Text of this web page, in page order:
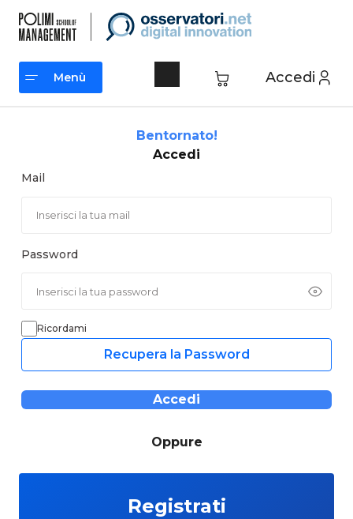
contenuto
Accedi
Menù
Bentornato!
Accedi
Mail
Password
Ricordami
Recupera la Password
Accedi
Oppure
Registrati